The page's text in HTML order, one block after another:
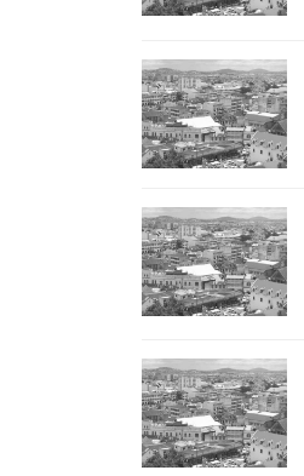
Evénements
Publications et rapports
Offres d’emploi